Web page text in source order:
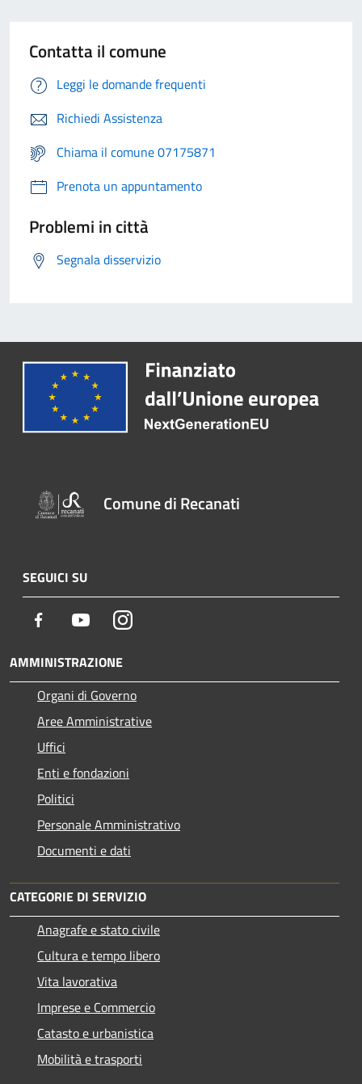
Contatta il comune
Leggi le domande frequenti
Richiedi Assistenza
Chiama il comune 07175871
Prenota un appuntamento
Problemi in città
Segnala disservizio
Comune di Recanati
SEGUICI SU
Facebook YoutubeInstagram
AMMINISTRAZIONE
Organi di Governo
Aree Amministrative
Uffici
Enti e fondazioni
Politici
Personale Amministrativo
Documenti e dati
CATEGORIE DI SERVIZIO
Anagrafe e stato civile
Cultura e tempo libero
Vita lavorativa
Imprese e Commercio
Catasto e urbanistica
Mobilità e trasporti